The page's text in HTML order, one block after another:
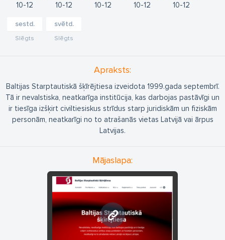
10 12 10 12 10 12 10 12 10 12
sestd.
Slēgts
svētd.
Slēgts
Apraksts:
Baltijas Starptautiskā šķīrējtiesa izveidota 1999.gada septembrī.
Tā ir nevalstiska, neatkarīga institūcija, kas darbojas pastāvīgi un
ir tiesīga izšķirt civiltiesiskus strīdus starp juridiskām un fiziskām
personām, neatkarīgi no to atrašanās vietas Latvijā vai ārpus
Latvijas.
Mājaslapa:
www.arbitration.lv